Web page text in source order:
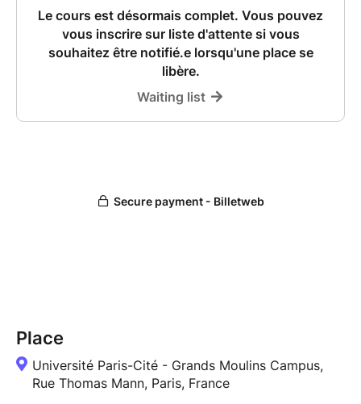
Place
Université Paris-Cité - Grands Moulins Campus,
Rue Thomas Mann, Paris, France